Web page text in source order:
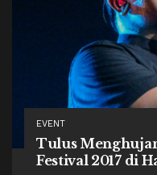
EVENT
Tulus
Festival 2017 di